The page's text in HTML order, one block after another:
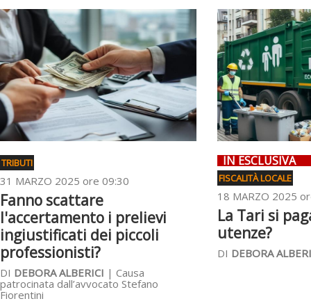
TRIBUTI
31 MARZO 2025 ore 09:30
Fanno scattare
l'accertamento i prelievi
ingiustificati dei piccoli
professionisti?
DI DEBORA ALBERICI | Causa
patrocinata dall’avvocato Stefano
Fiorentini
IN ESCLUSIVA
FISCALITÀ LOCALE
18 MARZO 2025
La Tari si
utenze?
DI DEBORA